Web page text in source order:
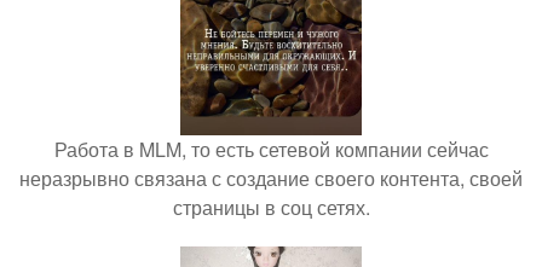
Работа в MLM, то есть сетевой компании сейчас
неразрывно связана с создание своего контента, своей
страницы в соц сетях.